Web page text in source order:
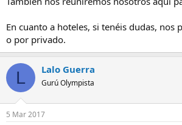
En cuanto a hoteles, si tenéis dudas, nos
o por privado.
L Lalo Guerra
Gurú Olympista
5 Mar 2017